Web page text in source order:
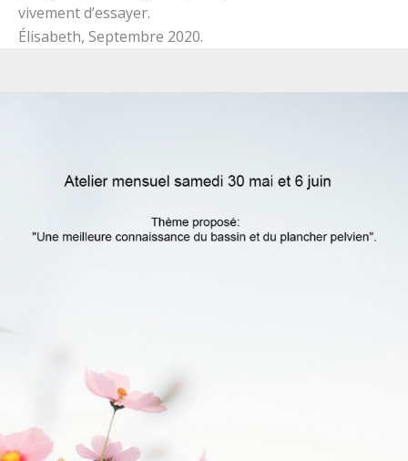
vivement d’essayer.
Élisabeth, Septembre 2020.